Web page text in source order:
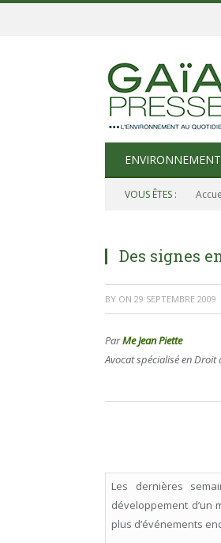
ENVIRONNEMENT
VOUS ÊTES :
Des signes
BY ON 29 SEPTEMBRE 2009
ParMe Jean Piette
Avocat spécialisé en Droit
Les dernières
développement d’un
plus d’événements